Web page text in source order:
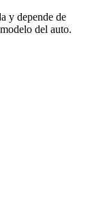
y depende de
del auto.